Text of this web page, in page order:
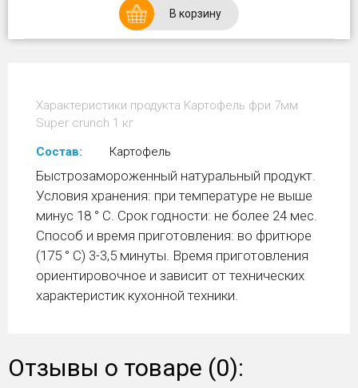
В корзину
Характеристики продукта Картофель фри 7мм
Super crunch 1 кг
Состав:
Картофель
Быстрозамороженный натуральный продукт.
Условия хранения: при температуре не выше
минус 18 ° С. Срок годности: не более 24 меc.
Способ и время приготовления: во фритюре
(175 ° C) 3-3,5 минуты. Время приготовления
ориентировочное и зависит от технических
характеристик кухонной техники.
Отзывы о товаре (0):